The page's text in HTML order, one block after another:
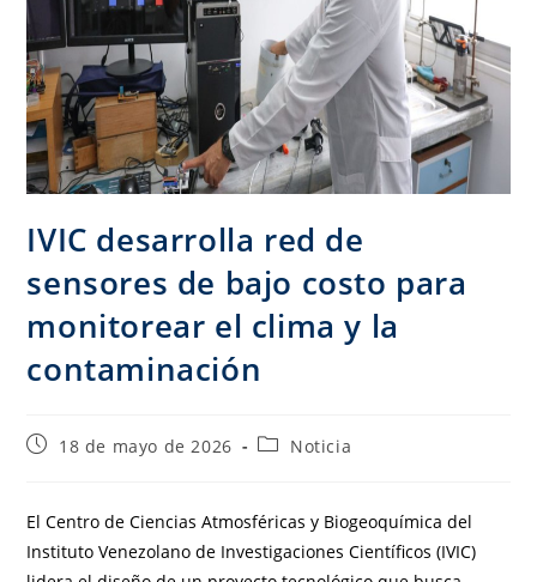
IVIC desarrolla red de
sensores de bajo costo para
monitorear el clima y la
contaminación
18 de mayo de 2026 Noticia
El Centro de Ciencias Atmosféricas y Biogeoquímica del
Instituto Venezolano de Investigaciones Científicos (IVIC)